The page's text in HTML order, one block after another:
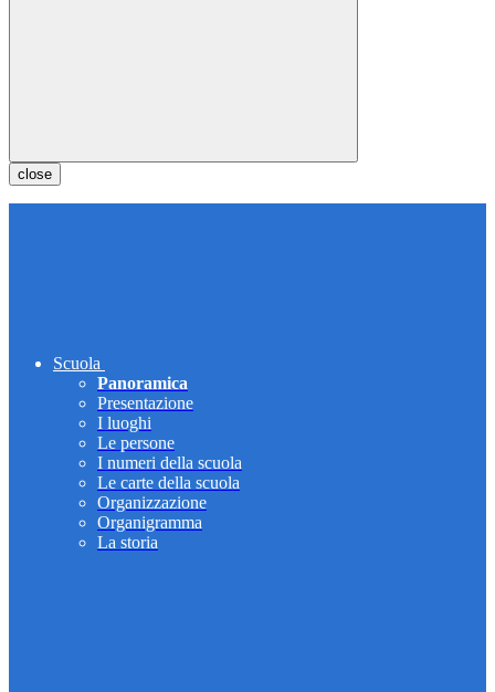
close
Scuola
Panoramica
Presentazione
I luoghi
Le persone
I numeri della scuola
Le carte della scuola
Organizzazione
Organigramma
La storia